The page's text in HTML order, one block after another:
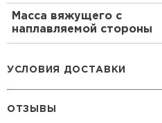
Масса вяжущего с
наплавляемой стороны
направлении, Н/50 мм
УСЛОВИЯ ДОСТАВКИ
ОТЗЫВЫ